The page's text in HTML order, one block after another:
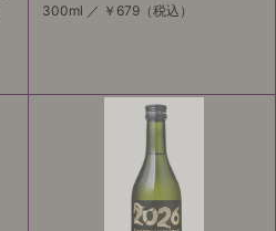
300ml ／ ￥679（税込）